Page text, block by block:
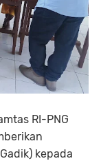
RI-PNG
kepada